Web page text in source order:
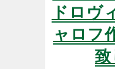
ドロヴ
ャロフ
致